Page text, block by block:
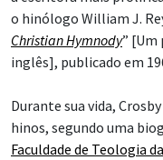
o hinólogo William J.
Christian Hymnody” [Um
inglês], publicado em
Durante sua vida,
hinos, segundo uma
Faculdade de Teologia